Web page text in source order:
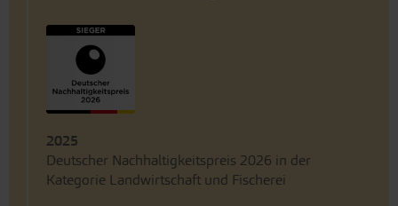
2025
Deutscher Nachhaltigkeitspreis 2026 in der
Kategorie Landwirtschaft und Fischerei